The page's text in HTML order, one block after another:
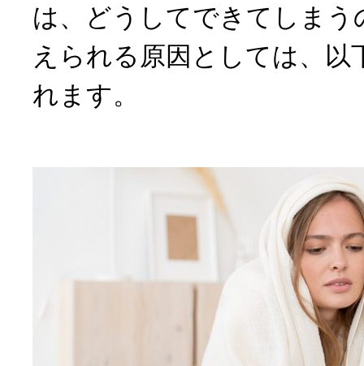
は、どうしてできてしま
えられる原因としては、以
れます。